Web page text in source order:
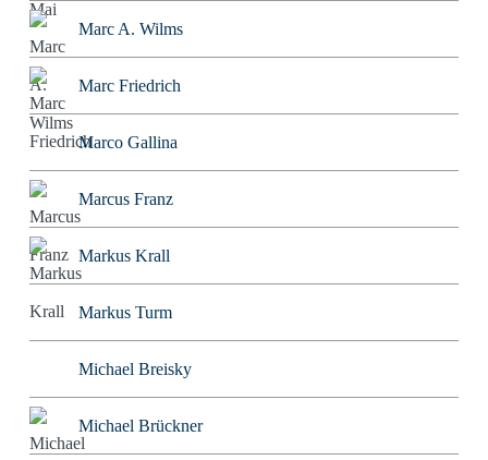
Marc A. Wilms
Marc Friedrich
Marco Gallina
Marcus Franz
Markus Krall
Markus Turm
Michael Breisky
Michael Brückner